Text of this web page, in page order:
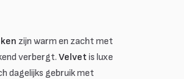
zijn warm en zacht met
verbergt. Velvet is luxe
dagelijks gebruik met